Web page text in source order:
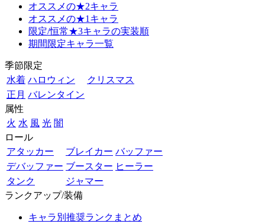
オススメの★2キャラ
オススメの★1キャラ
限定/恒常★3キャラの実装順
期間限定キャラ一覧
季節限定
水着 ハロウィン
クリスマス
正月 バレンタイン
属性
火 水 風 光 闇
ロール
アタッカー
ブレイカー バッファー
デバッファー ブースター ヒーラー
タンク
ジャマー
ランクアップ/装備
キャラ別推奨ランクまとめ